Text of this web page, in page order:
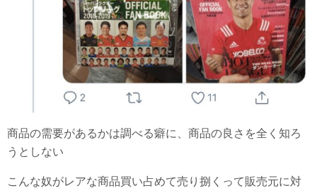
商品の需要があるかは調べる癖に、商品の良さを全く知ろ
うとしない
こんな奴がレアな商品買い占めて売り捌くって販売元に対